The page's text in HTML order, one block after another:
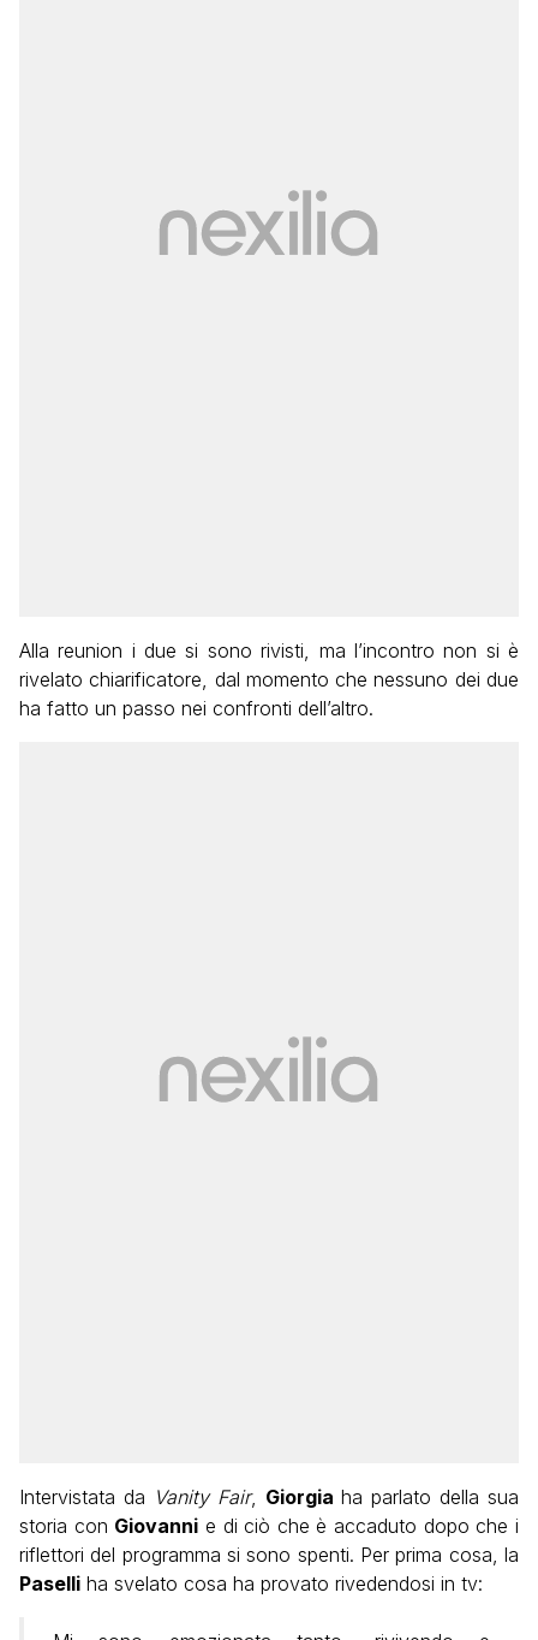
Alla reunion i due si sono rivisti, ma l’incontro non si è
rivelato chiarificatore, dal momento che nessuno dei due
ha fatto un passo nei confronti dell’altro.
Intervistata da Vanity Fair, Giorgia ha parlato della sua
storia con Giovanni e di ciò che è accaduto dopo che i
riflettori del programma si sono spenti. Per prima cosa, la
Paselli ha svelato cosa ha provato rivedendosi in tv: